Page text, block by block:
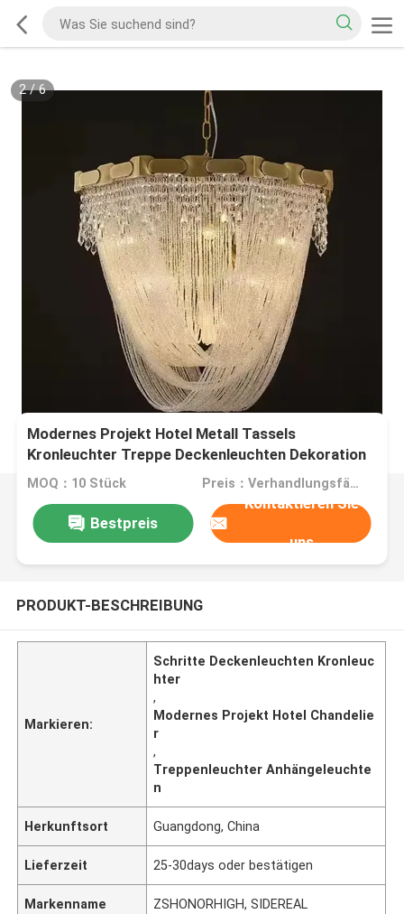
2/6
Modernes Projekt Hotel Metall Tassels
Kronleuchter Treppe Deckenleuchten Dekoration
Zuhause Treppe Kronleuchter Anhängerleuchten
MOQ：10 Stück Preis：Verhandlungsfähig
Bestpreis
Kontaktieren Sie
uns
PRODUKT-BESCHREIBUNG
Markieren:
Schritte Deckenleuchten Kronleuc
hter
,
Modernes Projekt Hotel Chandelie
r
,
Treppenleuchter Anhängeleuchte
n
Herkunftsort Guangdong, China
Lieferzeit 25-30days oder bestätigen
Markenname ZSHONORHIGH, SIDEREAL